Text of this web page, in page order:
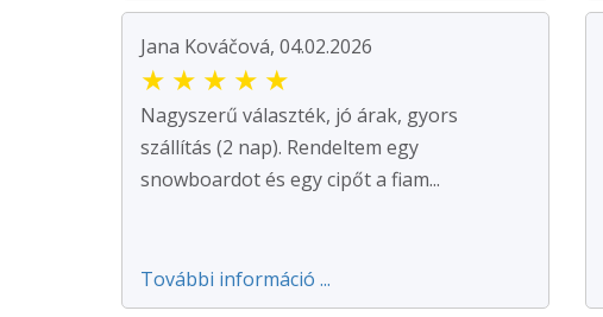
Jana Kováčová, 04.02.2026
★ ★ ★ ★ ★
Nagyszerű választék, jó árak, gyors
szállítás (2 nap). Rendeltem egy
snowboardot és egy cipőt a fiam...
További információ ...